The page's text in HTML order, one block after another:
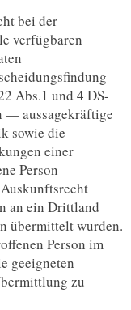
bei der
verfügbaren
Abs.1 und 4 DS-
— aussagekräftige
sowie die
einer
Person
an ein Drittland
übermittelt wurden.
Person im
geeigneten
zu